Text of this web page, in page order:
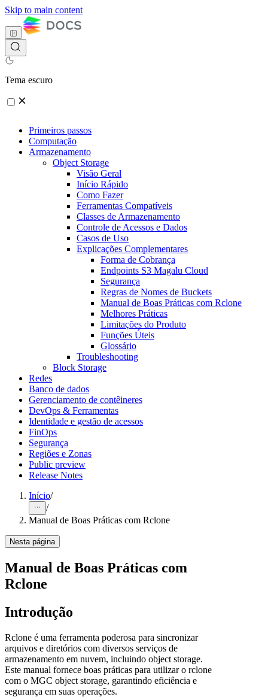
Skip to main content
Tema escuro
Primeiros passos
Computação
Armazenamento
Object Storage
Visão Geral
Início Rápido
Como Fazer
Ferramentas Compatíveis
Classes de Armazenamento
Controle de Acessos e Dados
Casos de Uso
Explicações Complementares
Forma de Cobrança
Endpoints S3 Magalu Cloud
Segurança
Regras de Nomes de Buckets
Manual de Boas Práticas com Rclone
Melhores Práticas
Limitações do Produto
Funções Úteis
Glossário
Troubleshooting
Block Storage
Redes
Banco de dados
Gerenciamento de contêineres
DevOps & Ferramentas
Identidade e gestão de acessos
FinOps
Segurança
Regiões e Zonas
Public preview
Release Notes
Início/
/
Manual de Boas Práticas com Rclone
Nesta página
Manual de Boas Práticas com
Rclone
Introdução
Rclone é uma ferramenta poderosa para sincronizar
arquivos e diretórios com diversos serviços de
armazenamento em nuvem, incluindo object storage.
Este manual fornece boas práticas para utilizar o rclone
com o MGC object storage, garantindo eficiência e
segurança em suas operações.